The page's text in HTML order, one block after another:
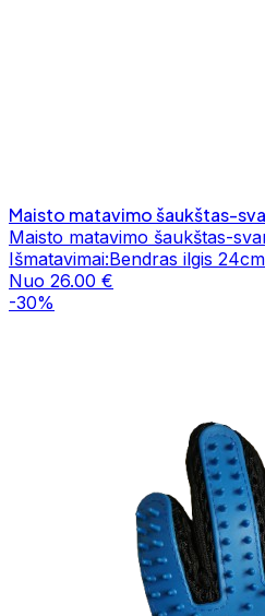
Maisto matavimo šaukštas-
Maisto matavimo šaukštas-
Išmatavimai:Bendras ilgis
Nuo 26.00 €
-30%